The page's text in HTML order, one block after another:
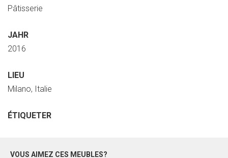
Pâtisserie
JAHR
2016
LIEU
Milano, Italie
ÉTIQUETER
VOUS AIMEZ CES MEUBLES?